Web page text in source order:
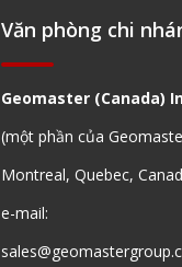
Văn phòng chi
Geomaster (Canada)
(một phần của
Montreal, Quebec,
e-mail: